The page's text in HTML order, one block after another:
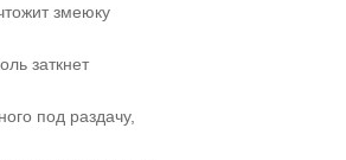
змеюку
заткнет
под раздачу,